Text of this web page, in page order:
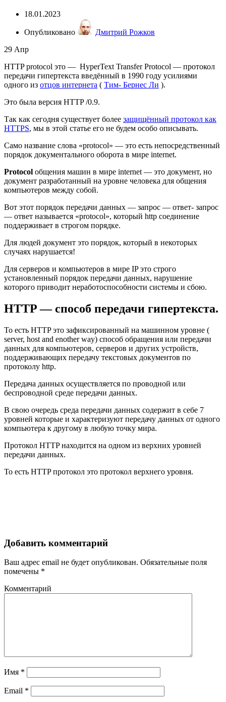
18.01.2023
Опубликовано
Дмитрий Рожков
29 Апр
HTTP protocol это — HyperText Transfer Protocol — протокол
передачи гипертекста введённый в 1990 году усилиями
одного из отцов интернета ( Тим- Бернес Ли ).
Это была версия HTTP /0.9.
Так как сегодня существует более защищённый протокол как
HTTPS, мы в этой статье его не будем особо описывать.
Само название слова «protocol» — это есть непосредственный
порядок документального оборота в мире internet.
Protocol общения машин в мире internet — это документ, но
документ разработанный на уровне человека для общения
компьютеров между собой.
Вот этот порядок передачи данных — запрос — ответ- запрос
— ответ называется «protocol», который http соединение
поддерживает в строгом порядке.
Для людей документ это порядок, который в некоторых
случаях нарушается!
Для серверов и компьютеров в мире IP это строго
установленный порядок передачи данных, нарушение
которого приводит неработоспособности системы и сбою.
HTTP — способ передачи гипертекста.
То есть HTTP это зафиксированный на машинном уровне (
server, host and enother way) способ обращения или передачи
данных для компьютеров, серверов и других устройств,
поддерживающих передачу текстовых документов по
протоколу http.
Передача данных осуществляется по проводной или
беспроводной среде передачи данных.
В свою очередь среда передачи данных содержит в себе 7
уровней которые и характеризуют передачу данных от одного
компьютера к другому в любую точку мира.
Протокол HTTP находится на одном из верхних уровней
передачи данных.
То есть HTTP протокол это протокол верхнего уровня.
Добавить комментарий
Ваш адрес email не будет опубликован. Обязательные поля
помечены *
Комментарий
Имя *
Email *